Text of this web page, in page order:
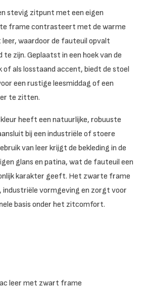
stevig zitpunt met een eigen
frame contrasteert met de warme
waardoor de fauteuil opvalt
zijn. Geplaatst in een hoek van de
of als losstaand accent, biedt de stoel
een rustige leesmiddag of een
te zitten.
heeft een natuurlijke, robuuste
bij een industriële of stoere
van leer krijgt de bekleding in de
glans en patina, wat de fauteuil een
karakter geeft. Het zwarte frame
industriële vormgeving en zorgt voor
basis onder het zitcomfort.
leer met zwart frame